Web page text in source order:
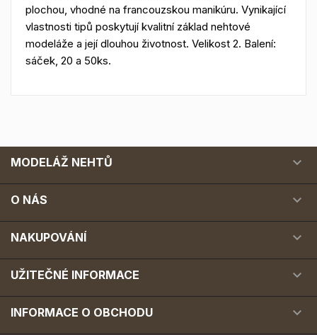
plochou, vhodné na francouzskou manikúru. Vynikající
vlastnosti tipů poskytují kvalitní základ nehtové
modeláže a její dlouhou životnost. Velikost 2. Balení:
sáček, 20 a 50ks.
MODELÁŽ NEHTŮ 
O NÁS 
NAKUPOVÁNÍ 
UŽITEČNÉ INFORMACE 
INFORMACE O OBCHODU 